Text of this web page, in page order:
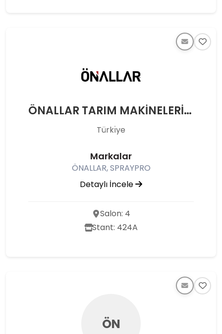
ÖNALLAR TARIM MAKİNELERİ ANONİM ŞİRKETİ
Türkı̇ye
Markalar
ÖNALLAR, SPRAYPRO
Detaylı İncele
Salon: 4
Stant: 424A
ÖN